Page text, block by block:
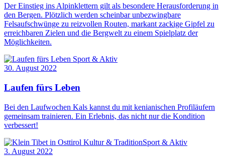
Der Einstieg ins Alpinklettern gilt als besondere Herausforderung in
den Bergen. Plötzlich werden scheinbar unbezwingbare
Felsaufschwünge zu reizvollen Routen, markant zackige Gipfel zu
erreichbaren Zielen und die Bergwelt zu einem Spielplatz der
Möglichkeiten.
Sport & Aktiv
30. August 2022
Laufen fürs Leben
Bei den Laufwochen Kals kannst du mit kenianischen Profiläufern
gemeinsam trainieren. Ein Erlebnis, das nicht nur die Kondition
verbessert!
Kultur & TraditionSport & Aktiv
3. August 2022